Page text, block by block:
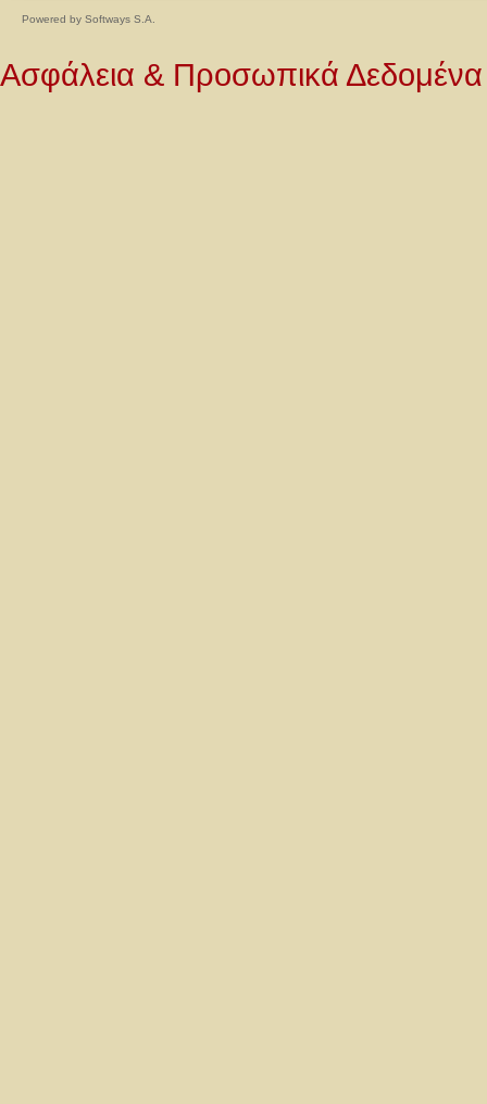
Powered by Softways S.A.
Ασφάλεια & Προσωπικά Δεδομένα